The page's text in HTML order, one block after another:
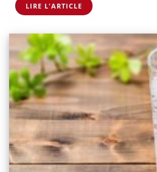
LIRE L'ARTICLE